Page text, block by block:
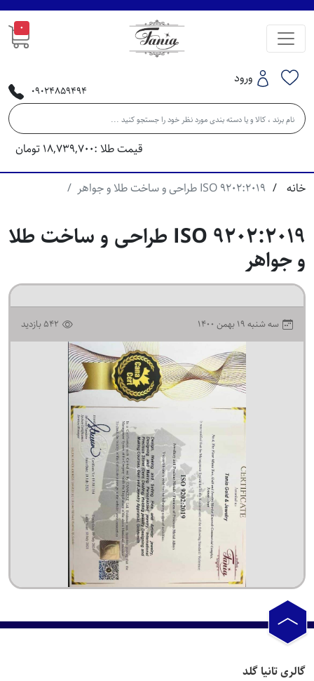
0
ورود
09024859494
قیمت طلا :18,739,700 تومان
خانه ISO 9202:2019 طراحی و ساخت طلا و جواهر
ISO 9202:2019 طراحی و ساخت طلا
و جواهر
۱۴۰۰ سه شنبه ۱۹ بهمن 542 بازدید
گالری تانیا گلد